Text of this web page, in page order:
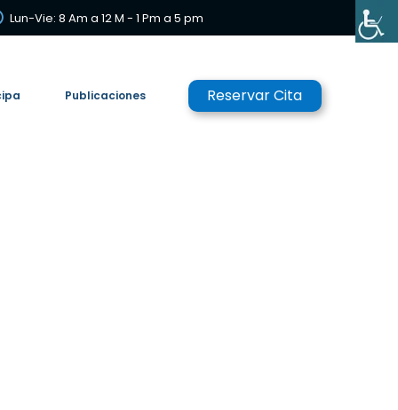
Lun-Vie: 8 Am a 12 M - 1 Pm a 5 pm
Publicaciones Reservar Cita